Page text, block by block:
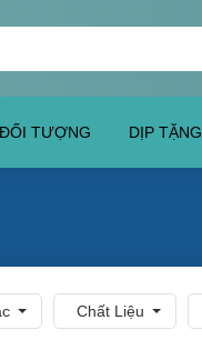
ĐỐI TƯỢNG DỊP TẶNG
Chất Liệu